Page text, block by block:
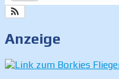
Anzeige